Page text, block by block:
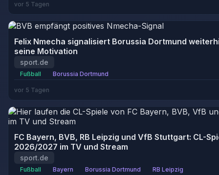
vor 5 Tagen
Felix Nmecha signalisiert Borussia Dortmund
seine Motivation
sport.de
Fußball Borussia Dortmund
vor 5 Tagen
FC Bayern, BVB, RB Leipzig und VfB Stuttgart: CL-
2026/2027 im TV und Stream
sport.de
Fußball Bayern Borussia Dortmund
RB Leipzig